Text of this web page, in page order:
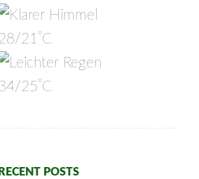
21 °C
25°C
RECENT POSTS